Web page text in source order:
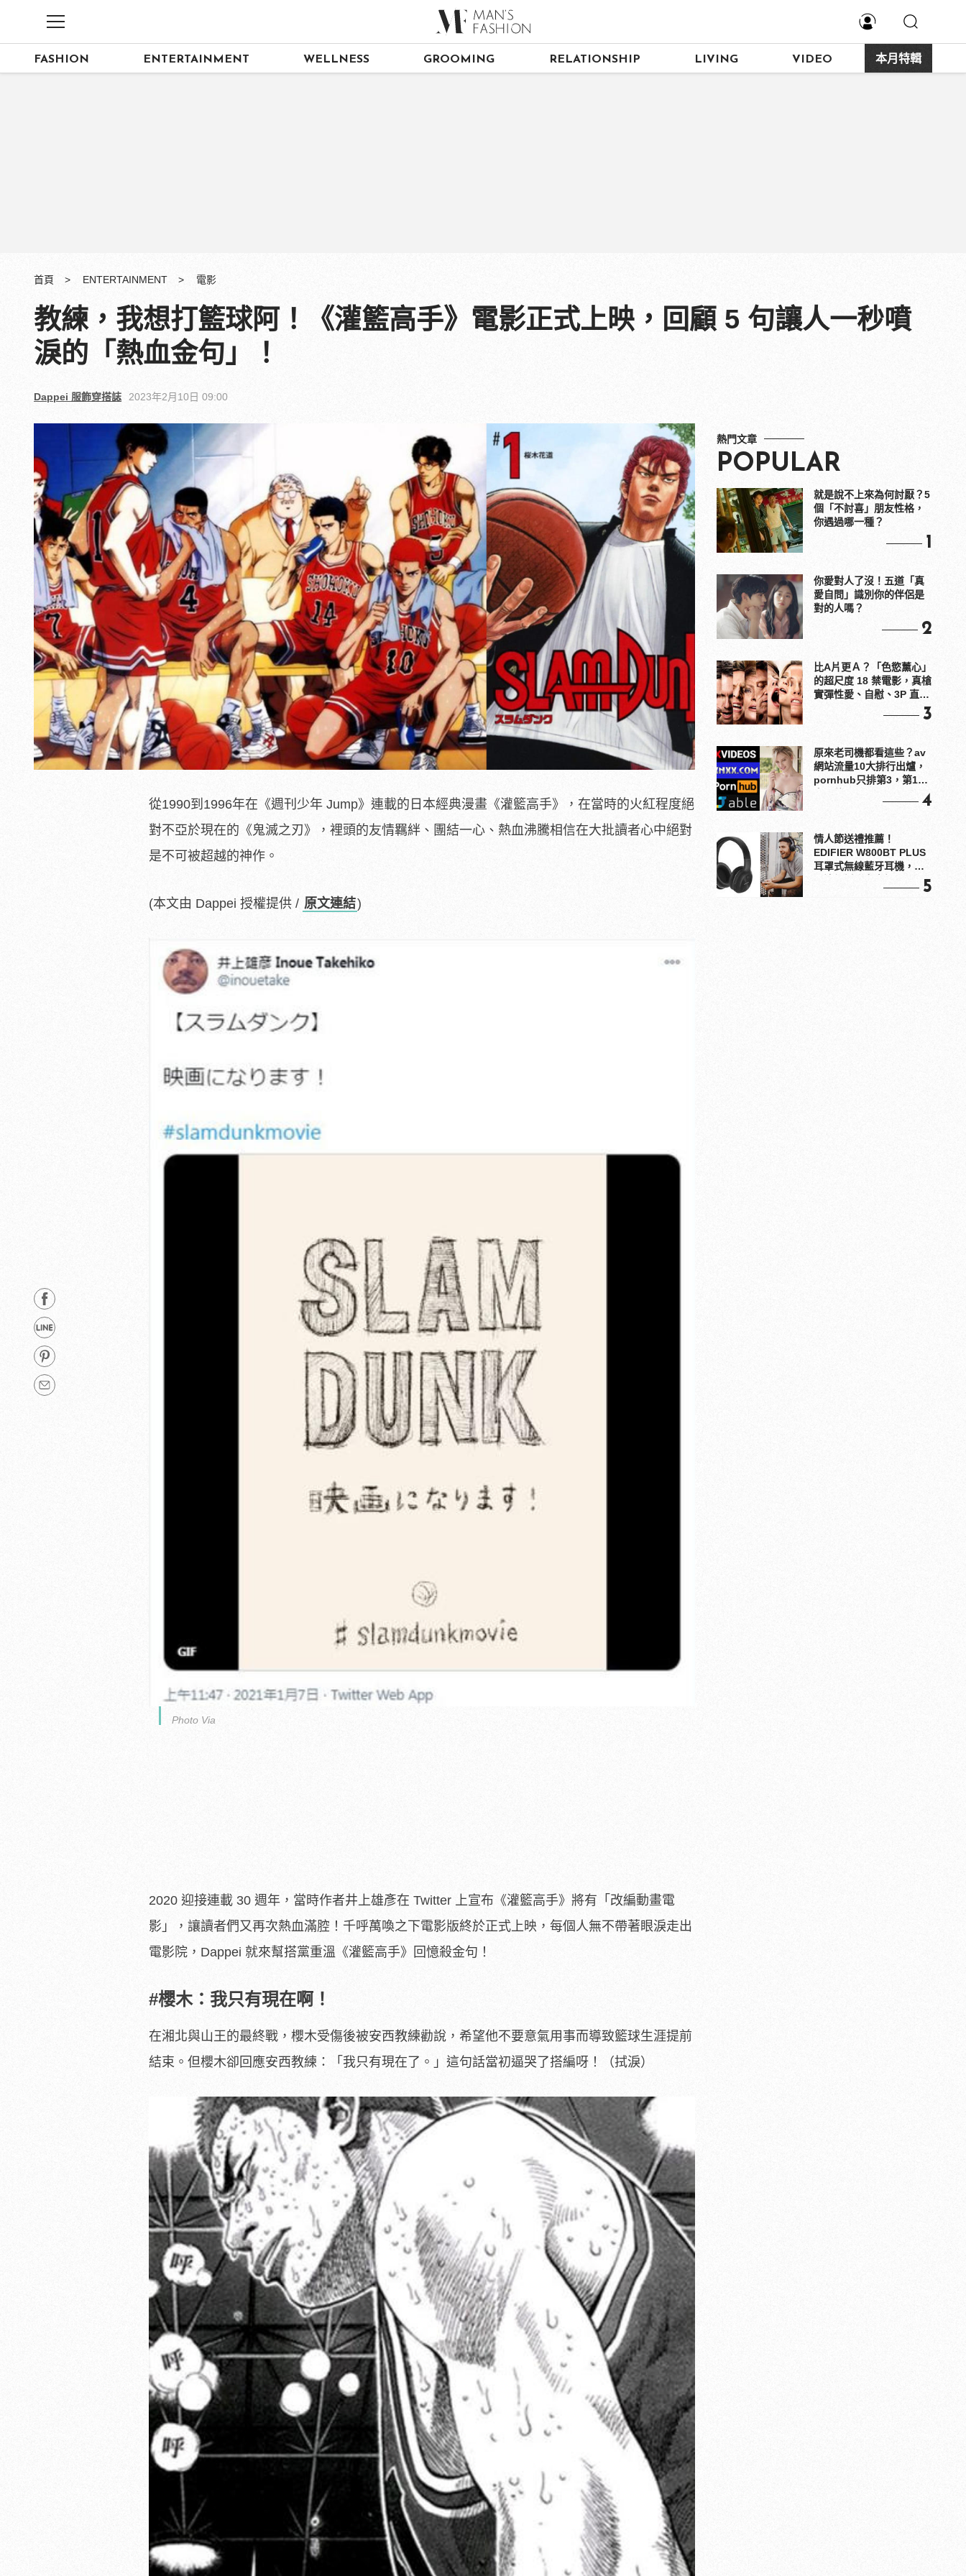
FASHION ENTERTAINMENT WELLNESS GROOMING RELATIONSHIP LIVING VIDEO 本月特輯
首頁 ENTERTAINMENT 電影
教練，我想打籃球阿！《灌籃高手》電影正式上映，回顧 5 句讓人一秒噴
淚的「熱血金句」！
Dappei 服飾穿搭誌 2023年2月10日 09:00
從1990到1996年在《週刊少年 Jump》連載的日本經典漫畫《灌籃高手》，在當時的火紅程度絕
對不亞於現在的《鬼滅之刃》，裡頭的友情羈絆、團結一心、熱血沸騰相信在大批讀者心中絕對
是不可被超越的神作。
(本文由 Dappei 授權提供 / 原文連結)
Photo Via
2020 迎接連載 30 週年，當時作者井上雄彥在 Twitter 上宣布《灌籃高手》將有「改編動畫電
影」，讓讀者們又再次熱血滿腔！千呼萬喚之下電影版終於正式上映，每個人無不帶著眼淚走出
電影院，Dappei 就來幫搭黨重溫《灌籃高手》回憶殺金句！
#櫻木：我只有現在啊！
在湘北與山王的最終戰，櫻木受傷後被安西教練勸說，希望他不要意氣用事而導致籃球生涯提前
結束。但櫻木卻回應安西教練：「我只有現在了。」這句話當初逼哭了搭編呀！（拭淚）
熱門文章
POPULAR
就是說不上來為何討厭？5
個「不討喜」朋友性格，
你遇過哪一種？
1
你愛對人了沒！五道「真
愛自問」識別你的伴侶是
對的人嗎？
2
比A片更Ａ？「色慾薰心」
的超尺度 18 禁電影，真槍
實彈性愛、自慰、3P 直接
3
原來老司機都看這些？av
網站流量10大排行出爐，
pornhub只排第3，第1名
4
情人節送禮推薦！
EDIFIER W800BT PLUS
耳罩式無線藍牙耳機，在
5